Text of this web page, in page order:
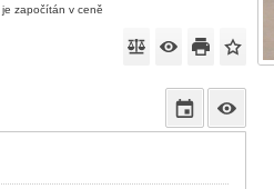
započítán v ceně